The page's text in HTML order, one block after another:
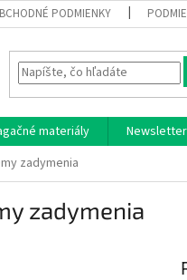
PODMIENKY
materiály Newsletter
zadymenia
zadymenia